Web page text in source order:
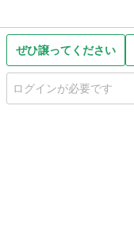
ぜひ譲ってください